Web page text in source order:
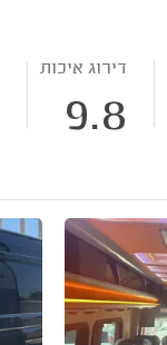
דירוג איכות
9.8